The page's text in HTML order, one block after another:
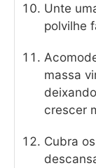
Unte
polvilhe
massa
crescer
Cubra